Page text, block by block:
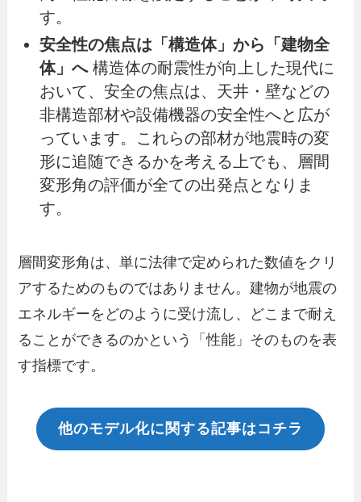
す。
安全性の焦点は「構造体」から「建物全
体」へ構造体の耐震性が向上した現代に
おいて、安全の焦点は、天井・壁などの
非構造部材や設備機器の安全性へと広が
っています。これらの部材が地震時の変
形に追随できるかを考える上でも、層間
変形角の評価が全ての出発点となりま
す。
層間変形角は、単に法律で定められた数値をクリ
アするためのものではありません。建物が地震の
エネルギーをどのように受け流し、どこまで耐え
ることができるのかという「性能」そのものを表
す指標です。
他のモデル化に関する記事はコチラ